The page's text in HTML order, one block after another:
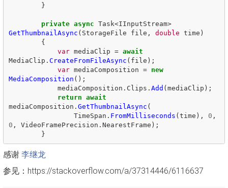
}
private async Task<IInputStream>
GetThumbnailAsync ( StorageFile file , double time )
{
var mediaClip = await
MediaClip . CreateFromFileAsync ( file );
var mediaComposition =
new
MediaComposition ();
mediaComposition . Clips . Add ( mediaClip );
return await
mediaComposition . GetThumbnailAsync (
TimeSpan . FromMilliseconds ( time ), 0 ,
0 , VideoFramePrecision . NearestFrame );
}
感谢 李继龙
参见：https://stackoverflow.com/a/37314446/6116637